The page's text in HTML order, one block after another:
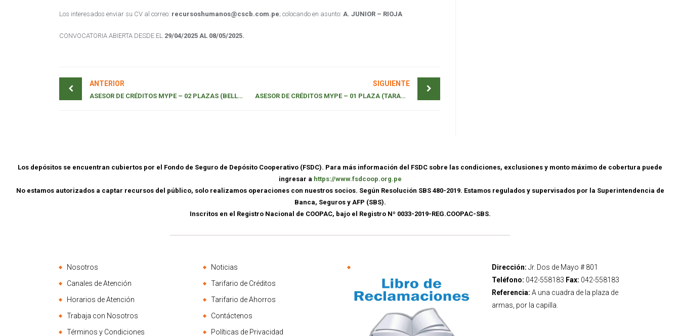
Los interesados enviar su CV al correo: recursoshumanos@cscb.com.pe; colocando en asunto: A. JUNIOR – RIOJA
CONVOCATORIA ABIERTA DESDE EL 29/04/2025 AL 08/05/2025.
ANTERIOR
ASESOR DE CRÉDITOS MYPE – 02 PLAZAS (BELLAVISTA) AMPLIACION DE CONVOCATORIA
SIGUIENTE
ASESOR DE CRÉDITOS MYPE – 01 PLAZA (TARAPOTO)
Los depósitos se encuentran cubiertos por el Fondo de Seguro de Depósito Cooperativo (FSDC). Para más información del FSDC sobre las condiciones, exclusiones y monto máximo de cobertura puede
ingresar a https://www.fsdcoop.org.pe
No estamos autorizados a captar recursos del público, solo realizamos operaciones con nuestros socios. Según Resolución SBS 480-2019. Estamos regulados y supervisados por la Superintendencia de
Banca, Seguros y AFP (SBS).
Inscritos en el Registro Nacional de COOPAC, bajo el Registro Nº 0033-2019-REG.COOPAC-SBS.
Nosotros
Canales de Atención
Horarios de Atención
Trabaja con Nosotros
Términos y Condiciones
Noticias
Tarifario de Créditos
Tarifario de Ahorros
Contáctenos
Políticas de Privacidad
Dirección: Jr. Dos de Mayo # 801
Teléfono: 042-558183 Fax: 042-558183
Referencia: A una cuadra de la plaza de
armas, por la capilla.